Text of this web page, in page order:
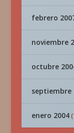
febrero
noviembre
octubre
septiembre
enero 2004